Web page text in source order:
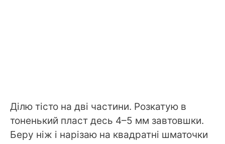
Ділю тісто на дві частини. Розкатую в
тоненький пласт десь 4–5 мм завтовшки.
Беру ніж і нарізаю на квадратні шматочки